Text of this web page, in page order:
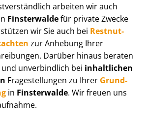
arbeiten wir auch
Finsterwaldefür private Zwecke
wir Sie auch bei Rest­nut­
zur Anhebung Ihrer
Darüber hinaus beraten
unverbindlich bei inhaltlichen
Fragestellungen zu Ihrer Grund­
in Finsterwalde. Wir freuen uns